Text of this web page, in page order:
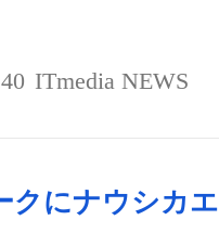
ITmedia NEWS
クにナウシカエ